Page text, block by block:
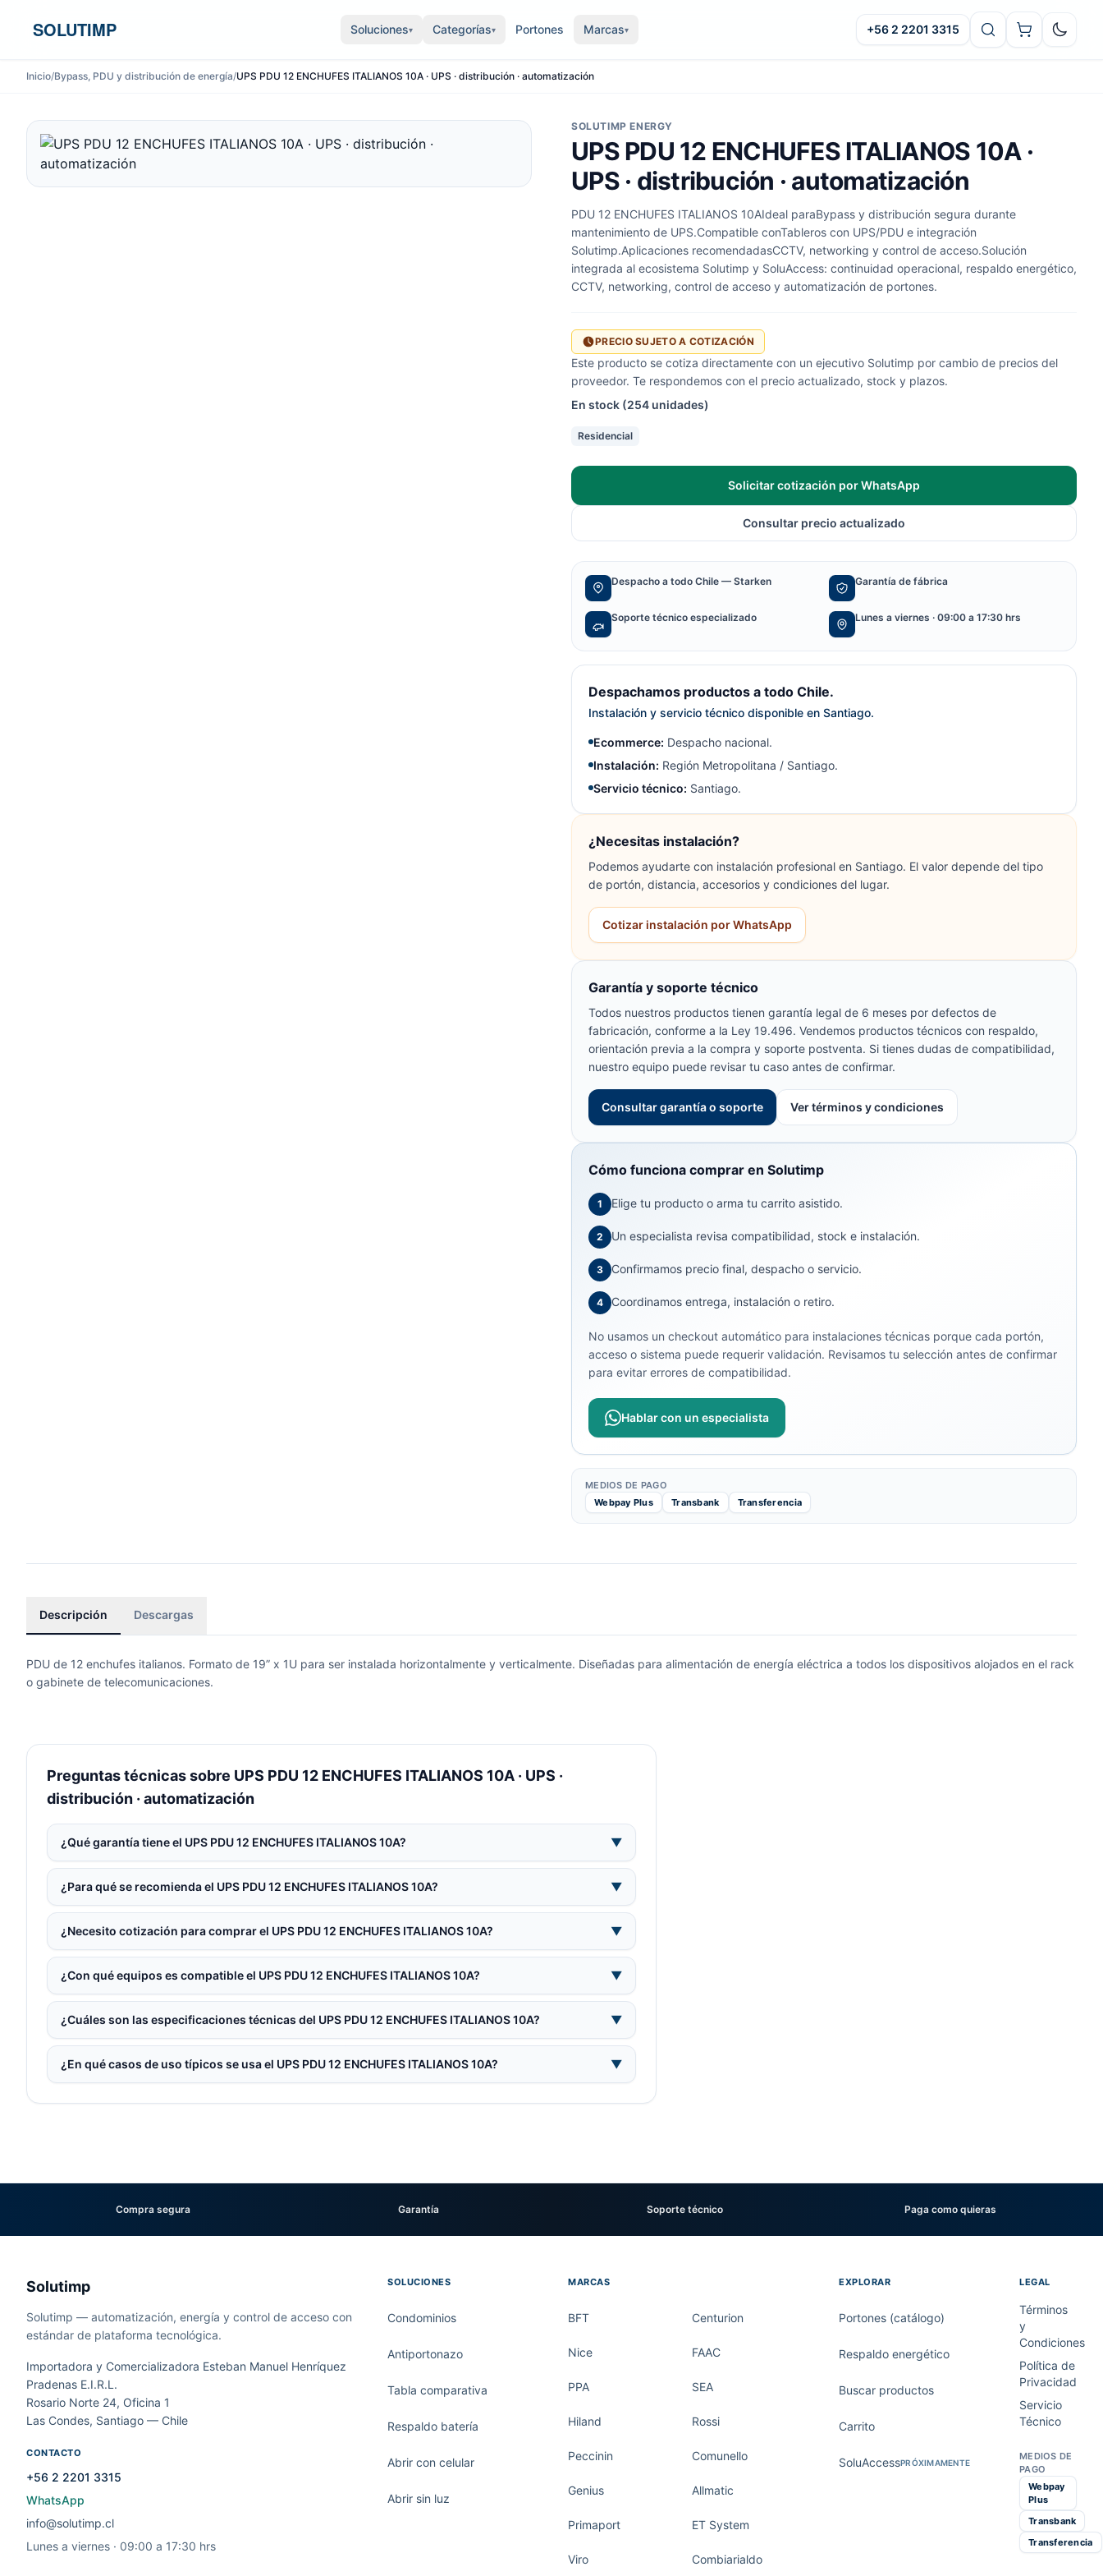
SOLUTIMP Soluciones▾ Categorías▾ Portones Marcas▾ +56 2 2201 3315 Oscuro
Inicio/Bypass, PDU y distribución de energía/UPS PDU 12 ENCHUFES ITALIANOS 10A · UPS · distribución · automatización
SOLUTIMP ENERGY
UPS PDU 12 ENCHUFES ITALIANOS 10A ·
UPS · distribución · automatización
PDU 12 ENCHUFES ITALIANOS 10AIdeal paraBypass y distribución segura durante
mantenimiento de UPS.Compatible conTableros con UPS/PDU e integración
Solutimp.Aplicaciones recomendadasCCTV, networking y control de acceso.Solución
integrada al ecosistema Solutimp y SoluAccess: continuidad operacional, respaldo energético,
CCTV, networking, control de acceso y automatización de portones.
PRECIO SUJETO A COTIZACIÓN
Este producto se cotiza directamente con un ejecutivo Solutimp por cambio de precios del
proveedor. Te respondemos con el precio actualizado, stock y plazos.
En stock (254 unidades)
Residencial
Solicitar cotización por WhatsApp
Consultar precio actualizado
Despacho a todo Chile — Starken Garantía de fábrica
Soporte técnico especializado Lunes a viernes · 09:00 a 17:30 hrs
Despachamos productos a todo Chile.
Instalación y servicio técnico disponible en Santiago.
Ecommerce: Despacho nacional.
Instalación: Región Metropolitana / Santiago.
Servicio técnico: Santiago.
¿Necesitas instalación?
Podemos ayudarte con instalación profesional en Santiago. El valor depende del tipo
de portón, distancia, accesorios y condiciones del lugar.
Cotizar instalación por WhatsApp
Garantía y soporte técnico
Todos nuestros productos tienen garantía legal de 6 meses por defectos de
fabricación, conforme a la Ley 19.496. Vendemos productos técnicos con respaldo,
orientación previa a la compra y soporte postventa. Si tienes dudas de compatibilidad,
nuestro equipo puede revisar tu caso antes de confirmar.
Consultar garantía o soporte Ver términos y condiciones
Cómo funciona comprar en Solutimp
1 Elige tu producto o arma tu carrito asistido.
2 Un especialista revisa compatibilidad, stock e instalación.
3 Confirmamos precio final, despacho o servicio.
4 Coordinamos entrega, instalación o retiro.
No usamos un checkout automático para instalaciones técnicas porque cada portón,
acceso o sistema puede requerir validación. Revisamos tu selección antes de confirmar
para evitar errores de compatibilidad.
Hablar con un especialista
MEDIOS DE PAGO
Webpay Plus
Transbank Transferencia
Descripción Descargas
PDU de 12 enchufes italianos. Formato de 19” x 1U para ser instalada horizontalmente y verticalmente. Diseñadas para alimentación de energía eléctrica a todos los dispositivos alojados en el rack
o gabinete de telecomunicaciones.
Preguntas técnicas sobre UPS PDU 12 ENCHUFES ITALIANOS 10A · UPS ·
distribución · automatización
¿Qué garantía tiene el UPS PDU 12 ENCHUFES ITALIANOS 10A? ▼
¿Para qué se recomienda el UPS PDU 12 ENCHUFES ITALIANOS 10A? ▼
¿Necesito cotización para comprar el UPS PDU 12 ENCHUFES ITALIANOS 10A? ▼
¿Con qué equipos es compatible el UPS PDU 12 ENCHUFES ITALIANOS 10A? ▼
¿Cuáles son las especificaciones técnicas del UPS PDU 12 ENCHUFES ITALIANOS 10A? ▼
¿En qué casos de uso típicos se usa el UPS PDU 12 ENCHUFES ITALIANOS 10A? ▼
Compra segura Garantía Soporte técnico Paga como quieras
Solutimp
Solutimp — automatización, energía y control de acceso con
estándar de plataforma tecnológica.
Importadora y Comercializadora Esteban Manuel Henríquez
Pradenas E.I.R.L.
Rosario Norte 24, Oficina 1
Las Condes, Santiago — Chile
CONTACTO
+56 2 2201 3315
WhatsApp
info@solutimp.cl
Lunes a viernes · 09:00 a 17:30 hrs
SOLUCIONES
Condominios
Antiportonazo
Tabla comparativa
Respaldo batería
Abrir con celular
Abrir sin luz
MARCAS
BFT Centurion
Nice FAAC
PPA SEA
Hiland Rossi
Peccinin Comunello
Genius Allmatic
Primaport ET System
Viro Combiarialdo
EXPLORAR
Portones (catálogo)
Respaldo energético
Buscar productos
Carrito
SoluAccessPRÓXIMAMENTE
LEGAL
Términos
y
Condiciones
Política de
Privacidad
Servicio
Técnico
MEDIOS DE
PAGO
Webpay
Plus
Transbank
Transferencia